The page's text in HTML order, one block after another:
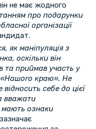
не має жодного
про подарунки
організації
як маніпуляція з
оскільки він
та приймав участь у
«Нашого краю». Не
себе до цієї
вважати
ознаки